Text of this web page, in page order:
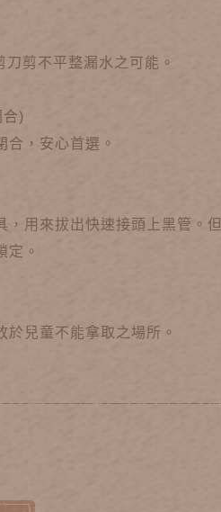
剪不平整漏水之可能。
)
合，安心首選。
，用來拔出快速接頭上黑管。但
定。
於兒童不能拿取之場所。